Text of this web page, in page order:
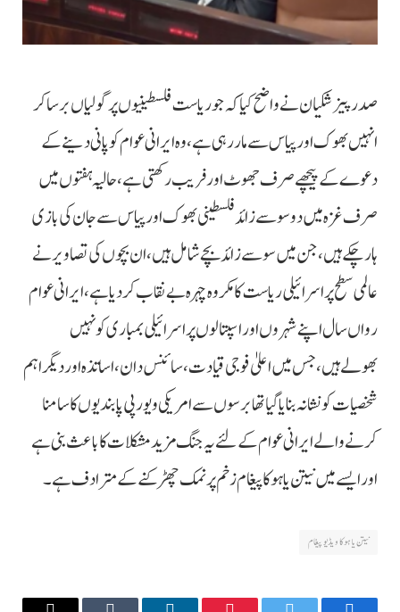
صدر پیزشکیان نے واضح کیا کہ جو ریاست فلسطینیوں پر گولیاں برسا کر
انہیں بھوک اور پیاس سے مار رہی ہے، وہ ایرانی عوام کو پانی دینے کے
دعوے کے پیچھے صرف جھوٹ اور فریب رکھتی ہے، حالیہ ہفتوں میں
صرف غزہ میں دو سو سے زائد فلسطینی بھوک اور پیاس سے جان کی بازی
ہار چکے ہیں، جن میں سو سے زائد بچے شامل ہیں، ان بچوں کی تصاویر نے
عالمی سطح پر اسرائیلی ریاست کا مکروہ چہرہ بے نقاب کر دیا ہے، ایرانی عوام
رواں سال اپنے شہروں اور اسپتالوں پر اسرائیلی بمباری کو نہیں
بھولےہیں ، جس میں اعلیٰ فوجی قیادت، سائنس دان، اساتذہ اور دیگر اہم
شخصیات کو نشانہ بنایا گیا تھا برسوں سے امریکی و یورپی پابندیوں کا سامنا
کرنے والے ایرانی عوام کے لئے یہ جنگ مزید مشکلات کا باعث بنی ہے
اور ایسے میں نیتن یاہو کا پیغام زخم پر نمک چھڑکنے کے مترادف ہے۔
نیتن یاہو کا ویڈیو پیغام